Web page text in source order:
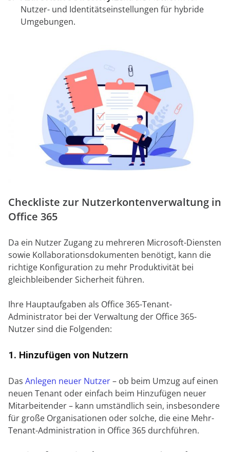
Nutzer- und Identitätseinstellungen für hybride
Umgebungen.
Checkliste zur Nutzerkontenverwaltung in
Office 365
Da ein Nutzer Zugang zu mehreren Microsoft-Diensten
sowie Kollaborationsdokumenten benötigt, kann die
richtige Konfiguration zu mehr Produktivität bei
gleichbleibender Sicherheit führen.
Ihre Hauptaufgaben als Office 365-Tenant-
Administrator bei der Verwaltung der Office 365-
Nutzer sind die Folgenden:
1. Hinzufügen von Nutzern
Das Anlegen neuer Nutzer– ob beim Umzug auf einen
neuen Tenant oder einfach beim Hinzufügen neuer
Mitarbeitender – kann umständlich sein, insbesondere
für große Organisationen oder solche, die eine Mehr-
Tenant-Administration in Office 365 durchführen.